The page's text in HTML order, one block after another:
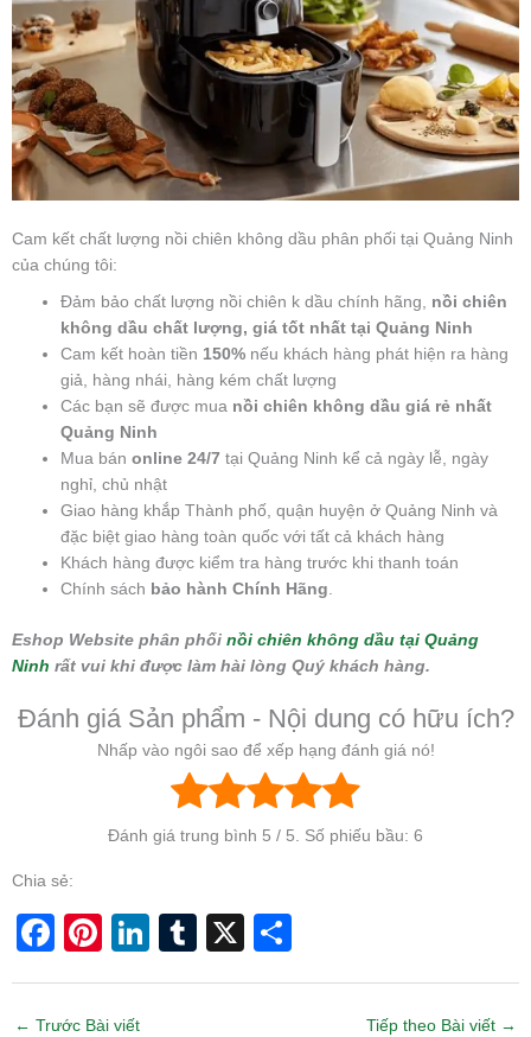
Cam kết chất lượng nồi chiên không dầu phân phối tại Quảng Ninh
của chúng tôi:
Đảm bảo chất lượng nồi chiên k dầu chính hãng, nồi chiên
không dầu chất lượng, giá tốt nhất tại Quảng Ninh
Cam kết hoàn tiền 150% nếu khách hàng phát hiện ra hàng
giả, hàng nhái, hàng kém chất lượng
Các bạn sẽ được mua nồi chiên không dầu giá rẻ nhất
Quảng Ninh
Mua bánonline 24/7 tại Quảng Ninh kể cả ngày lễ, ngày
nghỉ, chủ nhật
Giao hàng khắp Thành phố, quận huyện ở Quảng Ninh và
đặc biệt giao hàng toàn quốc với tất cả khách hàng
Khách hàng được kiểm tra hàng trước khi thanh toán
Chính sách bảo hành Chính Hãng.
Eshop Website phân phối nồi chiên không dầu tại Quảng
Ninh rất vui khi được làm hài lòng Quý khách hàng.
Đánh giá Sản phẩm - Nội dung có hữu ích?
Nhấp vào ngôi sao để xếp hạng đánh giá nó!
Đánh giá trung bình 5 / 5. Số phiếu bầu: 6
Chia sẻ:
F
a
c
Pi
nt
er
Li
n
T
u
X
h
← Trước Bài viết Tiếp theo Bài viết →